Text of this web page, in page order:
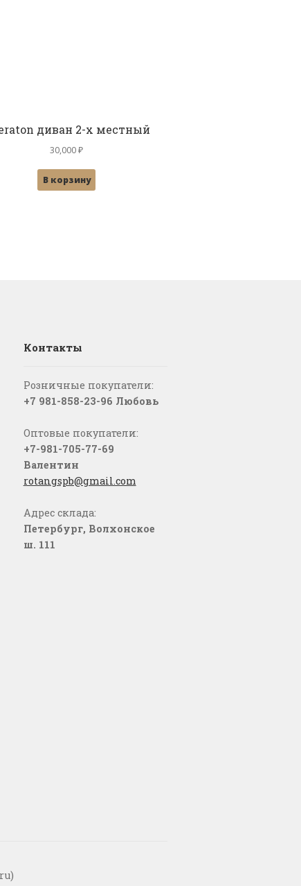
диван 2-х местный
30,000₽
В корзину
Контакты
Розничные покупатели:
+7 981-858-23-96 Любовь
Оптовые покупатели:
+7-981-705-77-69
Валентин
rotangspb@gmail.com
Адрес склада:
Петербург, Волхонское
ш. 111